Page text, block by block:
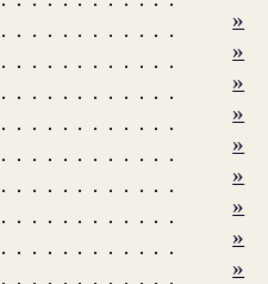
»
»
»
»
»
»
»
»
»